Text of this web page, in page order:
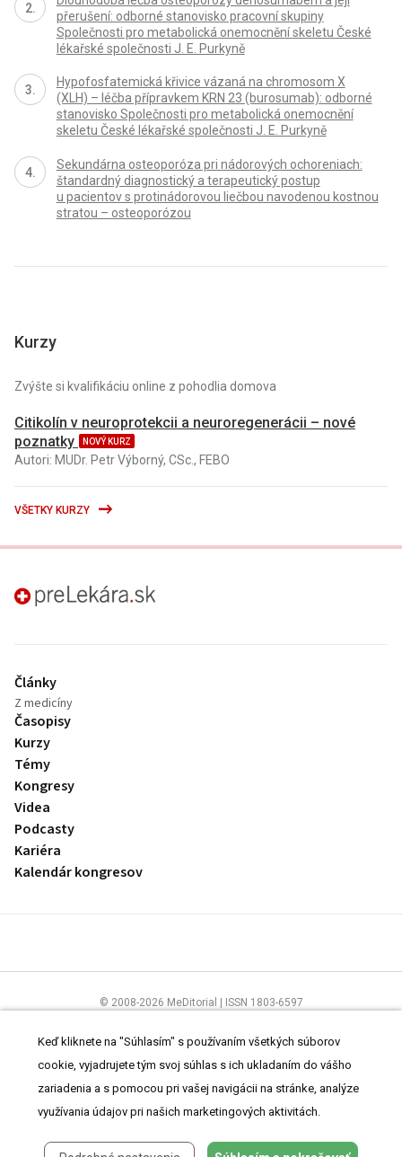
přerušení: odborné stanovisko pracovní skupiny
Společnosti pro metabolická onemocnění skeletu České
lékařské společnosti J. E. Purkyně
Hypofosfatemická křivice vázaná na chromosom X
(XLH) – léčba přípravkem KRN 23 (burosumab): odborné
stanovisko Společnosti pro metabolická onemocnění
skeletu České lékařské společnosti J. E. Purkyně
Sekundárna osteoporóza pri nádorových ochoreniach:
štandardný diagnostický a terapeutický postup
u pacientov s protinádorovou liečbou navodenou kostnou
stratou – osteoporózou
Kurzy
Zvýšte si kvalifikáciu online z pohodlia domova
Citikolín v neuroprotekcii a neuroregenerácii – nové
poznatky
NOVÝ KURZ
Autori: MUDr. Petr Výborný, CSc., FEBO
VŠETKY KURZY
preLekára.sk
Články
Z medicíny
Časopisy
Kurzy
Témy
Kongresy
Videa
Podcasty
Kariéra
Kalendár kongresov
© 2008-2026 MeDitorial | ISSN 1803-6597
ČítajteprehlásenieaZásady spracovania osobných údajov
Keď kliknete na "Súhlasím" s používaním všetkých súborov
cookie, vyjadrujete tým svoj súhlas s ich ukladaním do vášho
zariadenia a s pomocou pri vašej navigácii na stránke, analýze
využívania údajov pri našich marketingových aktivitách.